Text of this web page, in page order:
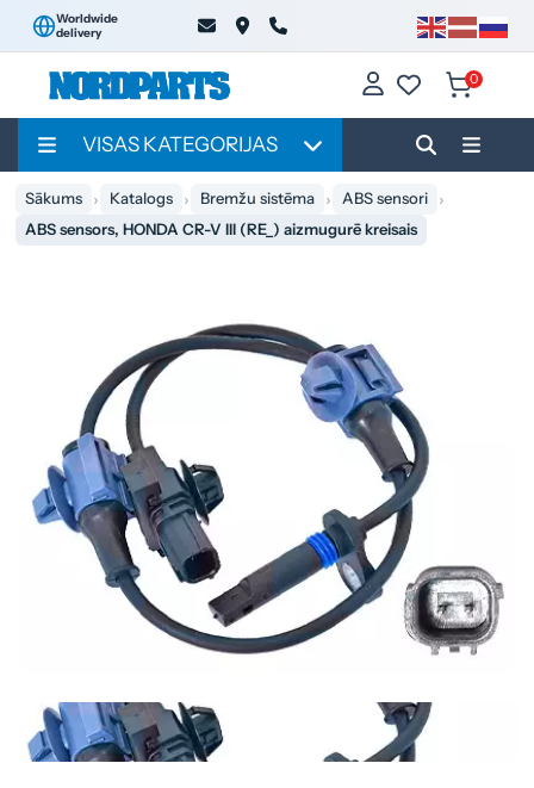
Worldwide
delivery
0
VISAS KATEGORIJAS
Sākums Katalogs Bremžu sistēma
ABS sensori
ABS sensors, HONDA CR-V III (RE_) aizmugurē kreisais